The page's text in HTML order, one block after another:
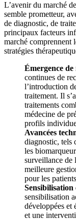
L’avenir du marché
semble prometteur,
de diagnostic, de
principaux facteurs
marché comprennent
stratégies
Émergence
continues de
l’introduction
traitement. Il
traitements
médecine de
profils
Avancées
diagnostic, tels
les
surveillance de
meilleure
pour les
Sensibilisation
sensibilisation
développées et
et une